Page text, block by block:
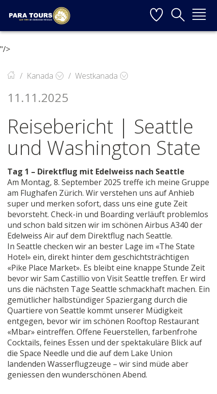
"/>
Startseite
Weiter zur Hauptnavigation
Weiter zum Inhalt
Weiter zur Kontaktseite
Kanada Westkanada
11.11.2025
Reisebericht | Seattle
und Washington State
Tag 1 – Direktflug mit Edelweiss nach Seattle
Am Montag, 8. September 2025 treffe ich meine Gruppe
am Flughafen Zürich. Wir verstehen uns auf Anhieb
super und merken sofort, dass uns eine gute Zeit
bevorsteht. Check-in und Boarding verläuft problemlos
und schon bald sitzen wir im schönen Airbus A340 der
Edelweiss Air auf dem Direktflug nach Seattle.
In Seattle checken wir an bester Lage im «The State
Hotel» ein, direkt hinter dem geschichtsträchtigen
«Pike Place Market». Es bleibt eine knappe Stunde Zeit
bevor wir Sam Castillio von Visit Seattle treffen. Er wird
uns die nächsten Tage Seattle schmackhaft machen. Ein
gemütlicher halbstündiger Spaziergang durch die
Quartiere von Seattle kommt unserer Müdigkeit
entgegen, bevor wir im schönen Rooftop Restaurant
«Mbar» eintreffen. Offene Feuerstellen, farbenfrohe
Cocktails, feines Essen und der spektakuläre Blick auf
die Space Needle und die auf dem Lake Union
landenden Wasserflugzeuge – wir sind müde aber
geniessen den wunderschönen Abend.